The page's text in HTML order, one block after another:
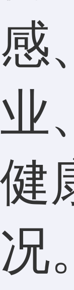
感
业
健
况。